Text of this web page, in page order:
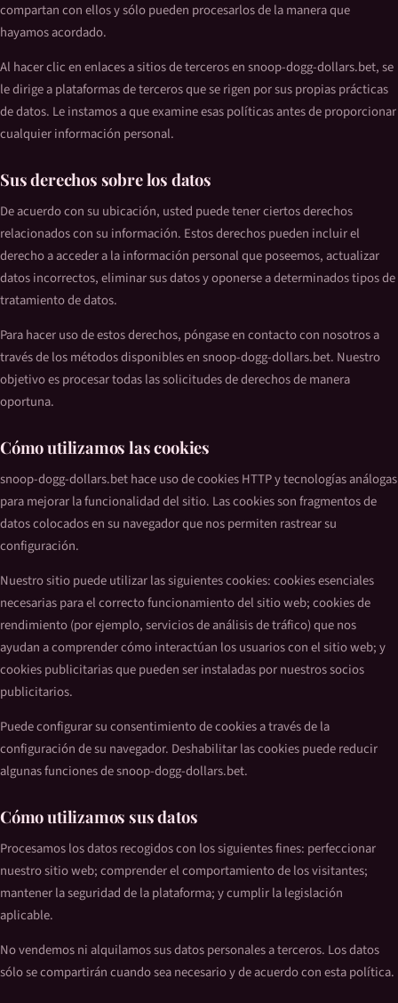
compartan con ellos y sólo pueden procesarlos de la manera que
hayamos acordado.
Al hacer clic en enlaces a sitios de terceros en snoop-dogg-dollars.bet, se
le dirige a plataformas de terceros que se rigen por sus propias prácticas
de datos. Le instamos a que examine esas políticas antes de proporcionar
cualquier información personal.
Sus derechos sobre los datos
De acuerdo con su ubicación, usted puede tener ciertos derechos
relacionados con su información. Estos derechos pueden incluir el
derecho a acceder a la información personal que poseemos, actualizar
datos incorrectos, eliminar sus datos y oponerse a determinados tipos de
tratamiento de datos.
Para hacer uso de estos derechos, póngase en contacto con nosotros a
través de los métodos disponibles en snoop-dogg-dollars.bet. Nuestro
objetivo es procesar todas las solicitudes de derechos de manera
oportuna.
Cómo utilizamos las cookies
snoop-dogg-dollars.bet hace uso de cookies HTTP y tecnologías análogas
para mejorar la funcionalidad del sitio. Las cookies son fragmentos de
datos colocados en su navegador que nos permiten rastrear su
configuración.
Nuestro sitio puede utilizar las siguientes cookies: cookies esenciales
necesarias para el correcto funcionamiento del sitio web; cookies de
rendimiento (por ejemplo, servicios de análisis de tráfico) que nos
ayudan a comprender cómo interactúan los usuarios con el sitio web; y
cookies publicitarias que pueden ser instaladas por nuestros socios
publicitarios.
Puede configurar su consentimiento de cookies a través de la
configuración de su navegador. Deshabilitar las cookies puede reducir
algunas funciones de snoop-dogg-dollars.bet.
Cómo utilizamos sus datos
Procesamos los datos recogidos con los siguientes fines: perfeccionar
nuestro sitio web; comprender el comportamiento de los visitantes;
mantener la seguridad de la plataforma; y cumplir la legislación
aplicable.
No vendemos ni alquilamos sus datos personales a terceros. Los datos
sólo se compartirán cuando sea necesario y de acuerdo con esta política.